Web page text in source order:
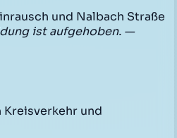
und Nalbach Straße
ist aufgehoben. —
Kreisverkehr und